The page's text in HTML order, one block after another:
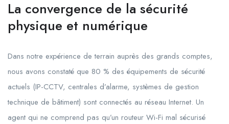
La convergence de la sécurité
physique et numérique
Dans notre expérience de terrain auprès des grands comptes,
nous avons constaté que 80 % des équipements de sécurité
actuels (IP-CCTV, centrales d’alarme, systèmes de gestion
technique de bâtiment) sont connectés au réseau Internet. Un
agent qui ne comprend pas qu’un routeur Wi-Fi mal sécurisé